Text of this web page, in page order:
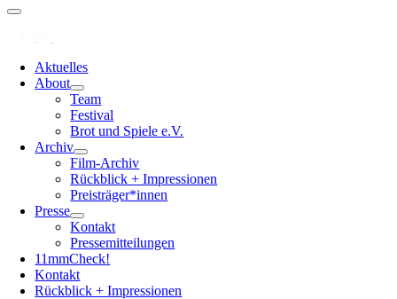
Aktuelles
About
Team
Festival
Brot und Spiele e.V.
Archiv
Film-Archiv
Rückblick + Impressionen
Preisträger*innen
Presse
Kontakt
Pressemitteilungen
11mmCheck!
Kontakt
Rückblick + Impressionen